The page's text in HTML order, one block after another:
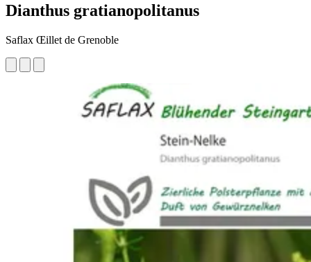
Dianthus gratianopolitanus
Saflax Œillet de Grenoble